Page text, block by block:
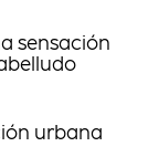
sensación
urbana